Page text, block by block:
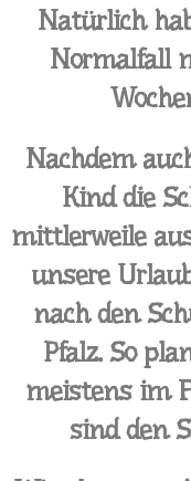
Natürlich
Normalfall
Nachdem
Kind die
mittlerweile
unsere
nach den
Pfalz. So
meistens im
sind den